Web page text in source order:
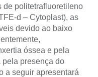
de politetrafluoretileno
d – Cytoplast), as
devido ao baixo
óssea e pela
presença do
a seguir apresentará